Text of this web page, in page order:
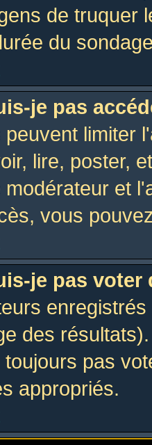
de truquer
du
je pas
limiter
lire, poster,
et
vous
je pas voter
des
pas
appropriés.